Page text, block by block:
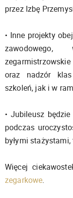
przez Izbę
• Inne projekty
zawodowego,
oraz nadzór
szkoleń, jak i w
• Jubileusz
podczas
byłymi
Więcej
zegarkowe.